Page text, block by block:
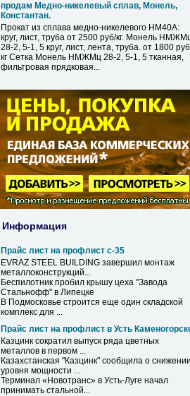
продам Медно-никелевый сплав, Монель,
Константан.
Прокат из сплава медно-никелевого НМ40А:
круг, лист, труба от 2500 руб/кг. Монель
28-2, 5-1, 5 круг, лист, лента, труба. от 1800
кг Сетка Монель НМЖМц 28-2, 5-1, 5 тканная,
фильтровая прядковая...
Информация
Прайс лист на профлист с-35
EVRAZ STEEL BUILDING завершил монтаж
металлоконструкций...
Беспилотник пробил крышу цеха "Завода
Стальнофф" в Липецке
В Подмосковье строится еще один складской
комплекс для ...
Прайс лист на профлист в Усть
Казцинк сократил выпуск ряда цветных
металлов в первом ...
Казахстанская "Казцинк" сообщила о
уровня мощности ...
Терминал «Новотранс» в Усть-Луге начал
принимать стальной...